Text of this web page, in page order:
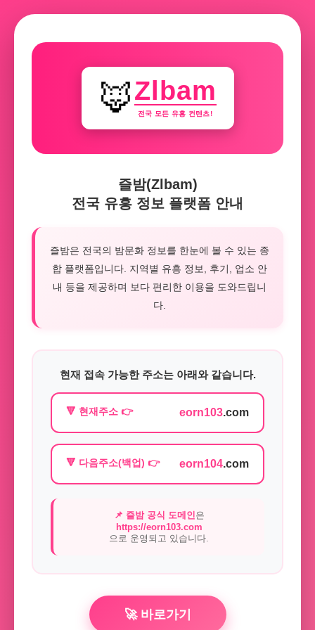
🦊Zlbam
전국 모든 유흥 컨텐츠!
즐밤(Zlbam)
전국 유흥 정보 플랫폼 안내
즐밤은 전국의 밤문화 정보를 한눈에 볼 수 있는 종
합 플랫폼입니다. 지역별 유흥 정보, 후기, 업소 안
내 등을 제공하며 보다 편리한 이용을 도와드립니
다.
현재 접속 가능한 주소는 아래와 같습니다.
🔻 현재주소 👉 eorn103.com
🔻 다음주소(백업) 👉 eorn104.com
📌 즐밤 공식 도메인은
https://eorn103.com
으로 운영되고 있습니다.
🚀 바로가기